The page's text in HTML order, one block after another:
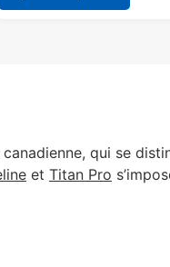
qui se
et Titan Pro